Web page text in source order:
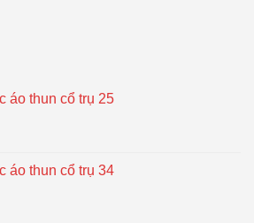
áo thun cổ trụ 25
áo thun cổ trụ 34